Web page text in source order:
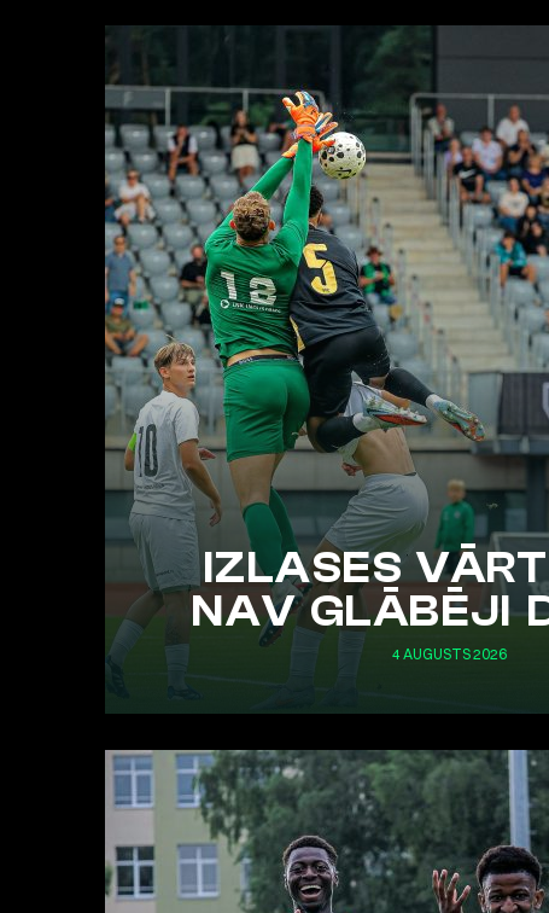
IZLASES
NAV GLĀBĒJI
4 AUGUSTS 2026